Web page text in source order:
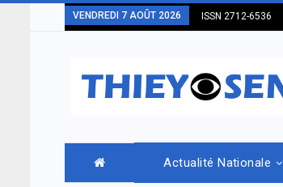
VENDREDI 7 AOÛT 2026 ISSN 2712-6536
Actualité Nationale